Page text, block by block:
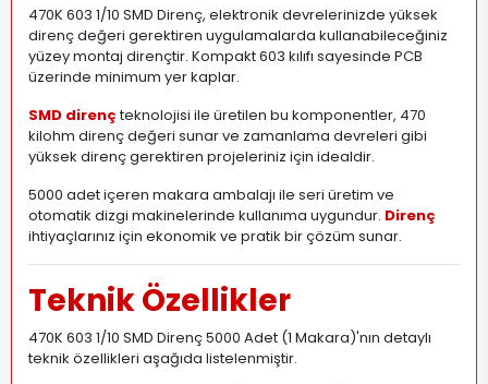
470K 603 1/10 SMD Direnç, elektronik devrelerinizde yüksek
direnç değeri gerektiren uygulamalarda kullanabileceğiniz
yüzey montaj dirençtir. Kompakt 603 kılıfı sayesinde PCB
üzerinde minimum yer kaplar.
SMD dirençteknolojisi ile üretilen bu komponentler, 470
kilohm direnç değeri sunar ve zamanlama devreleri gibi
yüksek direnç gerektiren projeleriniz için idealdir.
5000 adet içeren makara ambalajı ile seri üretim ve
otomatik dizgi makinelerinde kullanıma uygundur. Direnç
ihtiyaçlarınız için ekonomik ve pratik bir çözüm sunar.
Teknik Özellikler
470K 603 1/10 SMD Direnç 5000 Adet (1 Makara)'nın detaylı
teknik özellikleri aşağıda listelenmiştir.